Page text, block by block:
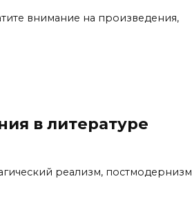
внимание на произведения,
в литературе
реализм, постмодернизм